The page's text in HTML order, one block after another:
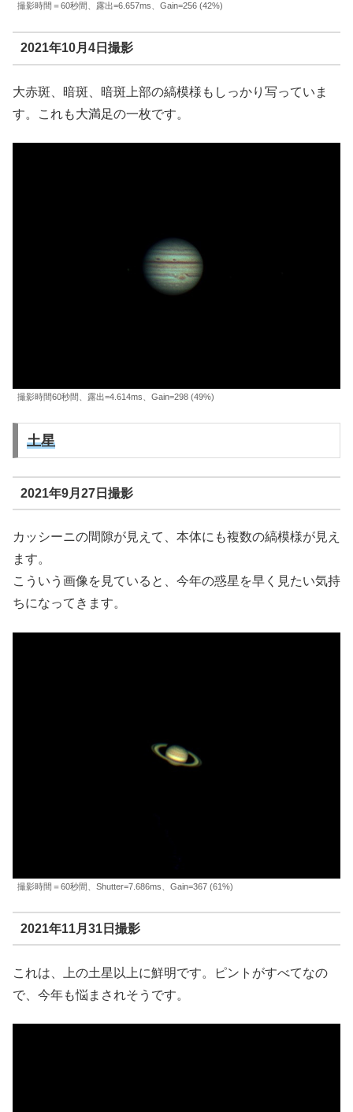
撮影時間＝60秒間、露出=6.657ms、Gain=256 (42%)
2021年10月4日撮影
大赤斑、暗斑、暗斑上部の縞模様もしっかり写っていま
す。これも大満足の一枚です。
撮影時間60秒間、露出=4.614ms、Gain=298 (49%)
土星
2021年9月27日撮影
カッシーニの間隙が見えて、本体にも複数の縞模様が見え
ます。
こういう画像を見ていると、今年の惑星を早く見たい気持
ちになってきます。
撮影時間＝60秒間、Shutter=7.686ms、Gain=367 (61%)
2021年11月31日撮影
これは、上の土星以上に鮮明です。ピントがすべてなの
で、今年も悩まされそうです。